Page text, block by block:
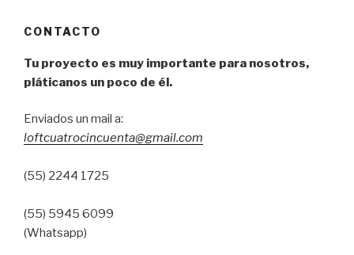
CONTACTO
Tu proyecto es muy importante para nosotros,
pláticanos un poco de él.
Enviados un mail a:
loftcuatrocincuenta@gmail.com
(55) 2244 1725
(55) 5945 6099
(Whatsapp)